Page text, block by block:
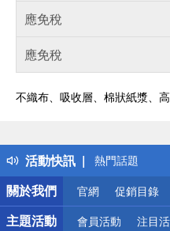
應免稅
應免稅
不織布、吸收層、棉狀紙漿、
活動快訊
得獎公告
熱門話題
銀行優惠
偏遠地區配送
詐騙網頁！請
關於我們
官網 促銷目錄
主題活動 會員活動 注目